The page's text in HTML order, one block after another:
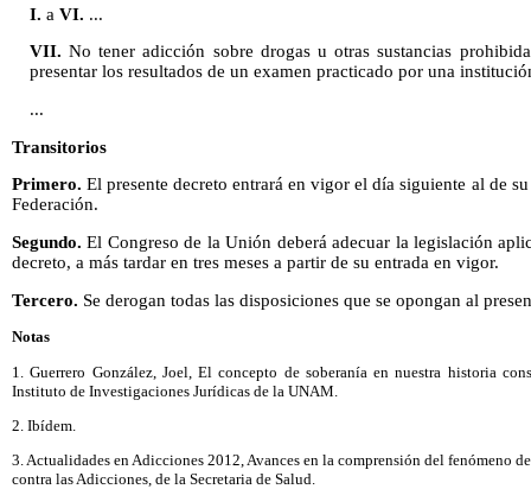
I. a VI. ...
VII. No tener adicción sobre drogas u otras sustancias
presentar los resultados de un examen practicado por una
...
Transitorios
Primero. El presente decreto entrará en vigor el día siguiente al de
Federación.
Segundo. El Congreso de la Unión deberá adecuar la legislación
decreto, a más tardar en tres meses a partir de su entrada en vigor.
Tercero. Se derogan todas las disposiciones que se opongan al
Notas
1. Guerrero González, Joel, El concepto de soberanía en nuestra historia
Instituto de Investigaciones Jurídicas de la UNAM.
2. Ibídem.
3. Actualidades en Adicciones 2012, Avances en la comprensión del fenómeno
contra las Adicciones, de la Secretaria de Salud.